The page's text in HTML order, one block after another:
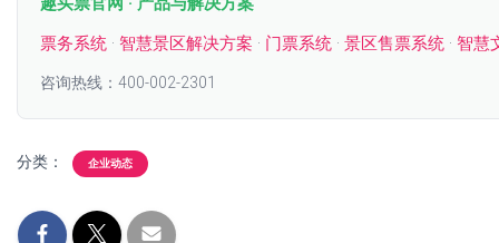
票务系统 · 智慧景区解决方案 · 门票系统 · 景区售票系统 · 智慧
咨询热线：400-002-2301
分类： 企业动态